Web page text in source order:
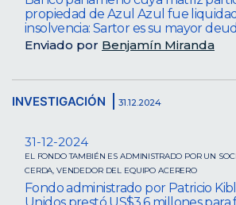
propiedad de Azul Azul fue
insolvencia: Sartor es su mayor
Enviado por Benjamín Miranda
INVESTIGACIÓN 31.12.2024
31-12-2024
EL FONDO TAMBIÉN ES ADMINISTRADO POR UN
CERDA, VENDEDOR DEL EQUIPO ACERERO
Fondo administrado por Patricio